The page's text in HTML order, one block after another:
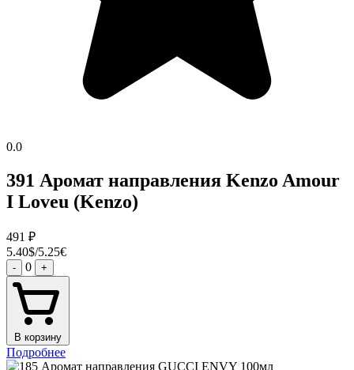
0.0
391 Аромат направления Kenzo Amour
I Loveu (Kenzo)
491 ₽
5.40$/5.25€
- 0 +
В корзину
Подробнее